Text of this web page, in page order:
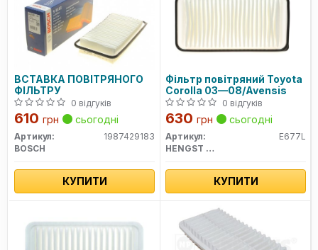
ВСТАВКА ПОВІТРЯНОГО
ФІЛЬТРУ
0 відгуків
610 грн сьогодні
Артикул:
1987429183
BOSCH
КУПИТИ
Фільтр повітряний Toyota
Corolla 03—08/Avensis
0 відгуків
630 грн сьогодні
Артикул:
E677L
HENGST FILTER
КУПИТИ